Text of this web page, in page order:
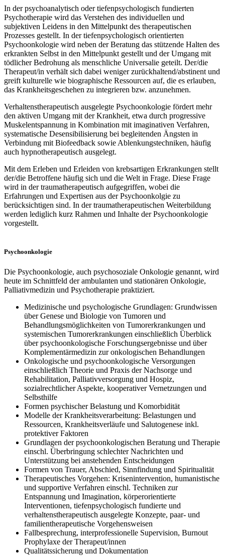
In der psychoanalytisch oder tiefenpsychologisch fundierten
Psychotherapie wird das Verstehen des individuellen und
subjektiven Leidens in den Mittelpunkt des therapeutischen
Prozesses gestellt. In der tiefenpsychologisch orientierten
Psychoonkologie wird neben der Beratung das stützende Halten des
erkrankten Selbst in den Mittelpunkt gestellt und der Umgang mit
tödlicher Bedrohung als menschliche Universalie geteilt. Der/die
Therapeut/in verhält sich dabei weniger zurückhaltend/abstinent und
greift kulturelle wie biographische Ressourcen auf, die es erlauben,
das Krankheitsgeschehen zu integrieren bzw. anzunehmen.
Verhaltenstherapeutisch ausgelegte Psychoonkologie fördert mehr
den aktiven Umgang mit der Krankheit, etwa durch progressive
Muskelentspannung in Kombination mit imaginativen Verfahren,
systematische Desensibilisierung bei begleitenden Ängsten in
Verbindung mit Biofeedback sowie Ablenkungstechniken, häufig
auch hypnotherapeutisch ausgelegt.
Mit dem Erleben und Erleiden von krebsartigen Erkrankungen stellt
der/die Betroffene häufig sich und die Welt in Frage. Diese Frage
wird in der traumatherapeutisch aufgegriffen, wobei die
Erfahrungen und Expertisen aus der Psychoonkolgie zu
berücksichtigen sind. In der traumatherapeutischen Weiterbildung
werden lediglich kurz Rahmen und Inhalte der Psychoonkologie
vorgestellt.
Psychoonkologie
Die Psychoonkologie, auch psychosoziale Onkologie genannt, wird
heute im Schnittfeld der ambulanten und stationären Onkologie,
Palliativmedizin und Psychotherapie praktiziert.
Medizinische und psychologische Grundlagen: Grundwissen
über Genese und Biologie von Tumoren und
Behandlungsmöglichkeiten von Tumorerkrankungen und
systemischen Tumorerkrankungen einschließlich Überblick
über psychoonkologische Forschungsergebnisse und über
Komplementärmedizin zur onkologischen Behandlungen
Onkologische und psychoonkologische Versorgungen
einschließlich Theorie und Praxis der Nachsorge und
Rehabilitation, Palliativversorgung und Hospiz,
sozialrechtlicher Aspekte, kooperativer Vernetzungen und
Selbsthilfe
Formen psychischer Belastung und Komorbidität
Modelle der Krankheitsverarbeitung: Belastungen und
Ressourcen, Krankheitsverläufe und Salutogenese inkl.
protektiver Faktoren
Grundlagen der psychoonkologischen Beratung und Therapie
einschl. Überbringung schlechter Nachrichten und
Unterstützung bei anstehenden Entscheidungen
Formen von Trauer, Abschied, Sinnfindung und Spiritualität
Therapeutisches Vorgehen: Krisenintervention, humanistische
und supportive Verfahren einschl. Techniken zur
Entspannung und Imagination, körperorientierte
Interventionen, tiefenpsychologisch fundierte und
verhaltenstherapeutisch ausgelegte Konzepte, paar- und
familientherapeutische Vorgehensweisen
Fallbesprechung, interprofessionelle Supervision, Burnout
Prophylaxe der Therapeut/innen
Qualitätssicherung und Dokumentation